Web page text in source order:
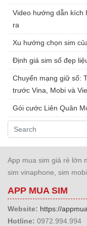
Video hướng dẫn kích
ra
Xu hướng chọn sim
Định giá sim số đẹp
Chuyển mạng giữ số:
trước Vina, Mobi và
Gói cước Liên Quân
App mua sim giá rẻ lớn
sim vinaphone, sim
APP MUA SIM
Website: https://
Hotline: 0972.994.994